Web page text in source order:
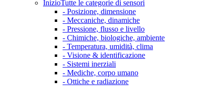
InizioTutte le categorie di sensori
- Posizione, dimensione
- Meccaniche, dinamiche
- Pressione, flusso e livello
- Chimiche, biologiche, ambiente
- Temperatura, umidità, clima
- Visione & identificazione
- Sistemi inerziali
- Mediche, corpo umano
- Ottiche e radiazione